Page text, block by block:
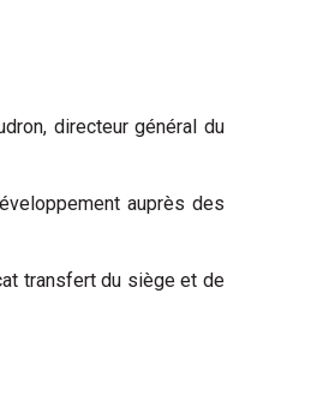
directeur général du
auprès des
transfert du siège et de